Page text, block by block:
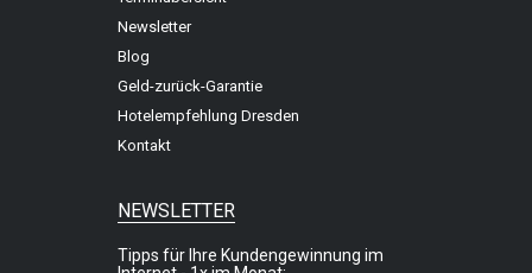
Newsletter
Blog
Geld-zurück-Garantie
Hotelempfehlung Dresden
Kontakt
NEWSLETTER
Tipps für Ihre Kundengewinnung im